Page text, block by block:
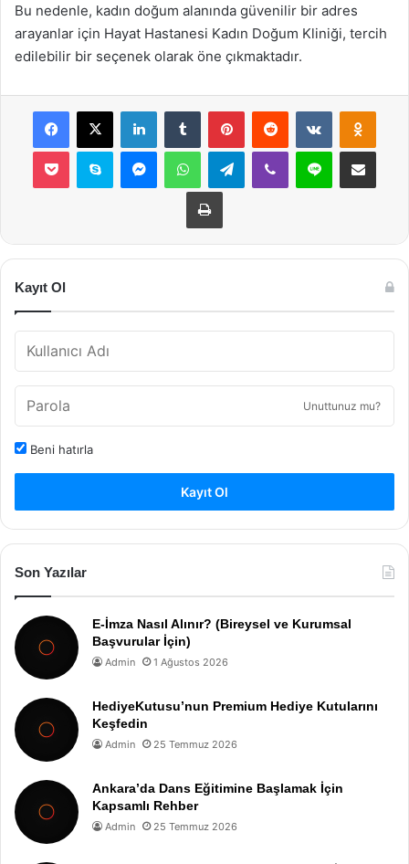
Bu nedenle, kadın doğum alanında güvenilir bir adres
arayanlar için Hayat Hastanesi Kadın Doğum Kliniği, tercih
edilebilir bir seçenek olarak öne çıkmaktadır.
Facebook
X LinkedInTumblr PinterestReddit VKontakte
Pocket Skype MessengerWhatsAppTelegramViber Line E-Posta ile
Yazdır
Kayıt Ol
Unuttunuz mu?
Beni hatırla
Kayıt Ol
Son Yazılar
E-İmza Nasıl Alınır? (Bireysel ve Kurumsal
Başvurular İçin)
Admin 1 Ağustos 2026
HediyeKutusu’nun Premium Hediye Kutularını
Keşfedin
Admin 25 Temmuz 2026
Ankara’da Dans Eğitimine Başlamak İçin
Kapsamlı Rehber
Admin 25 Temmuz 2026